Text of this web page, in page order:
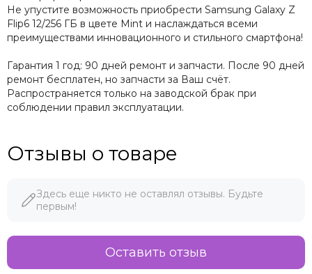
Не упустите возможность приобрести Samsung Galaxy Z
Flip6 12/256 ГБ в цвете Mint и наслаждаться всеми
преимуществами инновационного и стильного смартфона!
Гарантия 1 год: 90 дней ремонт и запчасти. После 90 дней
ремонт бесплатен, но запчасти за Ваш счёт.
Распространяется только на заводской брак при
соблюдении правил эксплуатации.
Отзывы о товаре
Здесь еще никто не оставлял отзывы. Будьте
первым!
Оставить отзыв